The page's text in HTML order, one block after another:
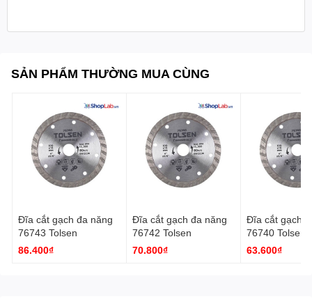
SẢN PHẨM THƯỜNG MUA CÙNG
Đĩa cắt gạch đa năng
76743 Tolsen
86.400₫
Đĩa cắt gạch đa năng
76742 Tolsen
70.800₫
Đĩa cắt gạch đa năng
76740 Tolsen
63.600₫